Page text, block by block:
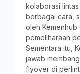
kolaborasi
berbagai cara,
oleh
pemeliharaan
Sementara itu,
jawab
flyover di